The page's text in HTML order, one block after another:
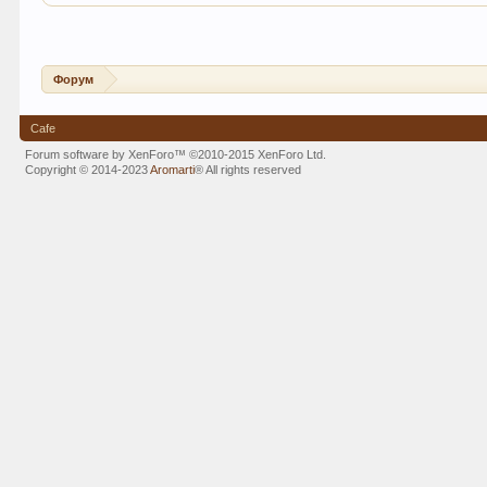
Форум
Cafe
Forum software by XenForo™©2010-2015 XenForo Ltd.
Copyright © 2014-2023Aromarti®All rights reserved